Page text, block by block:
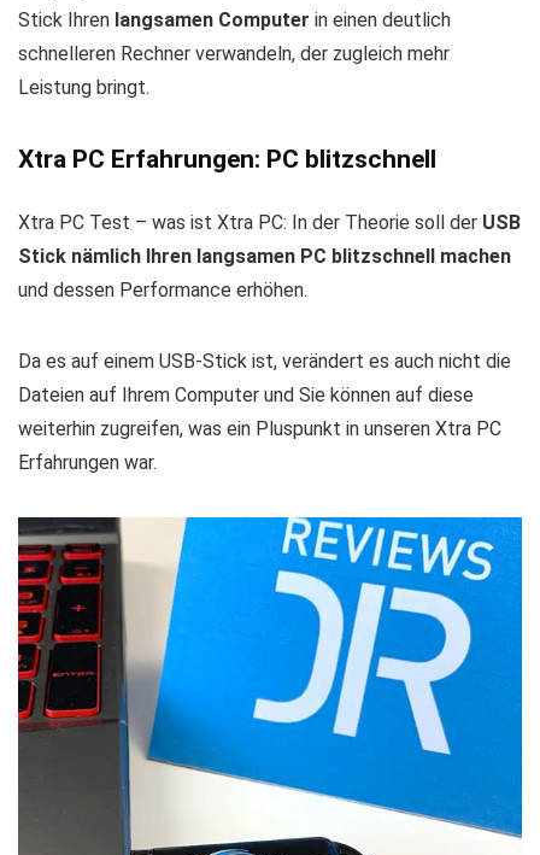
Stick Ihren langsamen Computer in einen deutlich
schnelleren Rechner verwandeln, der zugleich mehr
Leistung bringt.
Xtra PC Erfahrungen: PC blitzschnell
Xtra PC Test – was ist Xtra PC: In der Theorie soll der USB
Stick nämlich Ihren langsamen PC blitzschnell machen
und dessen Performance erhöhen.
Da es auf einem USB-Stick ist, verändert es auch nicht die
Dateien auf Ihrem Computer und Sie können auf diese
weiterhin zugreifen, was ein Pluspunkt in unseren Xtra PC
Erfahrungen war.